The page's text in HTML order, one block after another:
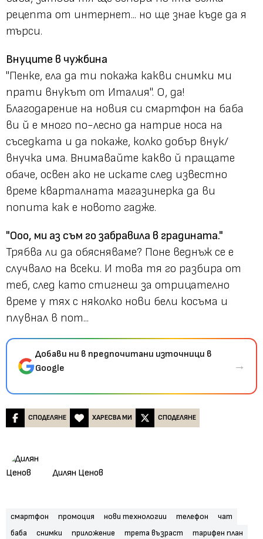
рецепта от интернет... но ще знае къде да я
търси.
Внуците в чужбина
"Пенке, ела да ти покажа какви снимки ми
прати внукът от Италия". О, да!
Благодарение на новия си смартфон на баба
ви й е много по-лесно да натрие носа на
съседката и да покаже, колко добър внук/
внучка има. Внимавайте какво й пращате
обаче, освен ако не искате след известно
време кварталната магазинерка да ви
попита как е новото гадже.
"Ооо, ми аз съм го забравила в градината."
Трябва ли да обясняваме? Поне веднъж се е
случвало на всеки. И това тя го разбира от
теб, след като стигнеш за отрицателно
време у тях с няколко нови бели косъма и
плувнал в пот...
Добави ни в предпочитани източници в
Google
→
СПОДЕЛЯНЕ ХАРЕСВА МИ СПОДЕЛЯНЕ
Дилян Ценов
смартфон промоция нови технологии телефон
чат
баба
снимки приложение трета възраст
тарифен план